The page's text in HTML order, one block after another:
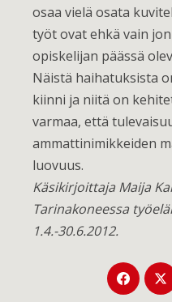
osaa vielä osata
työt ovat ehkä vain
opiskelijan päässä
Näistä haihatuksista
kiinni ja niitä on
varmaa, että
ammattinimikkeiden
luovuus.
Käsikirjoittaja Maija
Tarinakoneessa
1.4.-30.6.2012.